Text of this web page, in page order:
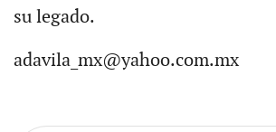
su legado.
adavila_mx@yahoo.com.mx